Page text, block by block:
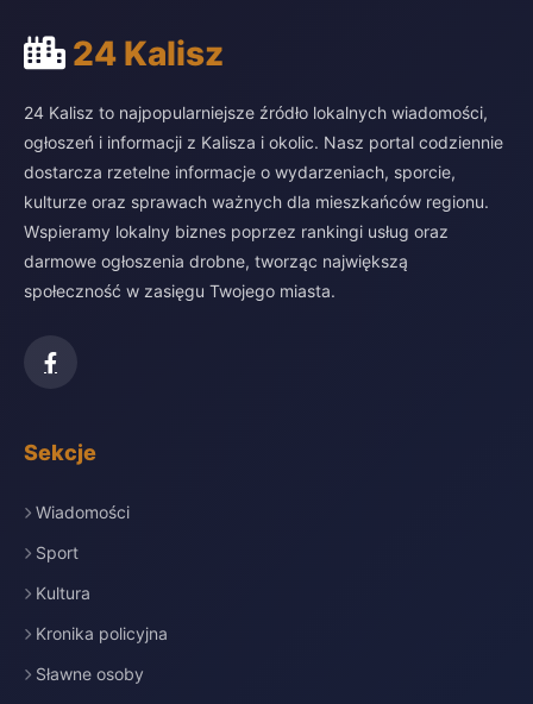
24 Kalisz
24 Kalisz to najpopularniejsze źródło lokalnych wiadomości,
ogłoszeń i informacji z Kalisza i okolic. Nasz portal codziennie
dostarcza rzetelne informacje o wydarzeniach, sporcie,
kulturze oraz sprawach ważnych dla mieszkańców regionu.
Wspieramy lokalny biznes poprzez rankingi usług oraz
darmowe ogłoszenia drobne, tworząc największą
społeczność w zasięgu Twojego miasta.
Sekcje
Wiadomości
Sport
Kultura
Kronika policyjna
Sławne osoby